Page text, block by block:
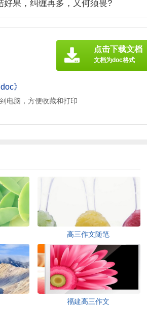
好果，纠缠再多，又何须畏?
》
电脑，方便收藏和打印
点击下载文档
文档为doc格式
高三作文随笔
福建高三作文